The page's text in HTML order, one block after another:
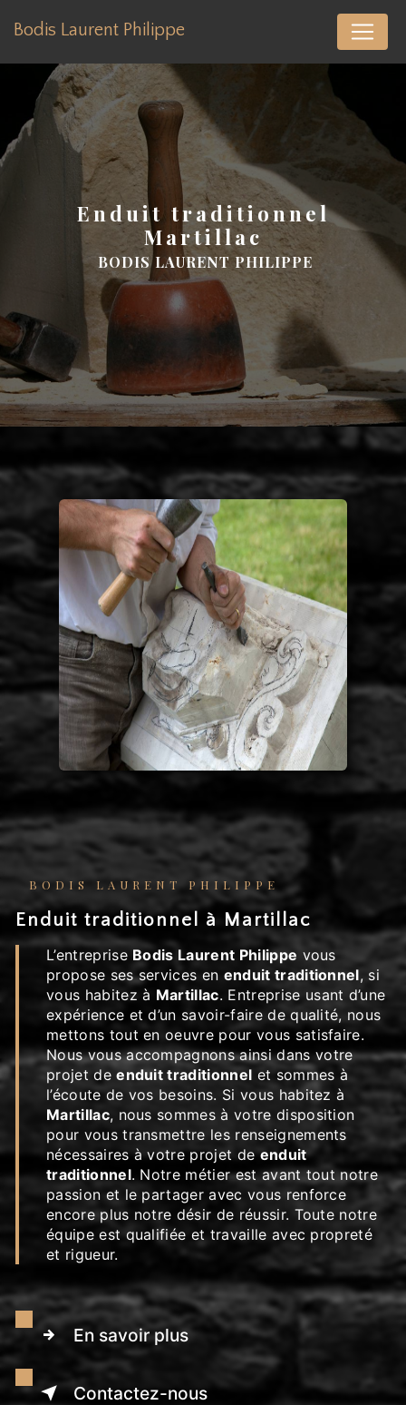
Bodis Laurent Philippe
enduit traditionnel
Martillac
BODIS LAURENT PHILIPPE
BODIS LAURENT PHILIPPE
enduit traditionnel à Martillac
L’entreprise Bodis Laurent Philippe vous
propose ses services en enduit traditionnel, si
vous habitez à Martillac. Entreprise usant d’une
expérience et d’un savoir-faire de qualité, nous
mettons tout en oeuvre pour vous satisfaire.
Nous vous accompagnons ainsi dans votre
projet deenduit traditionnel et sommes à
l’écoute de vos besoins. Si vous habitez à
Martillac, nous sommes à votre disposition
pour vous transmettre les renseignements
nécessaires à votre projet deenduit
traditionnel. Notre métier est avant tout notre
passion et le partager avec vous renforce
encore plus notre désir de réussir. Toute notre
équipe est qualifiée et travaille avec propreté
et rigueur.
En savoir plus
Contactez-nous